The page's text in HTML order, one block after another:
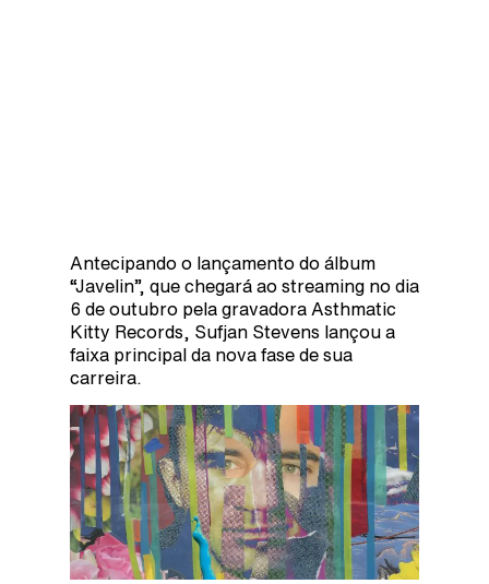
Antecipando o lançamento do álbum
“Javelin”, que chegará ao streaming no dia
6 de outubro pela gravadora Asthmatic
Kitty Records, Sufjan Stevens lançou a
faixa principal da nova fase de sua
carreira.